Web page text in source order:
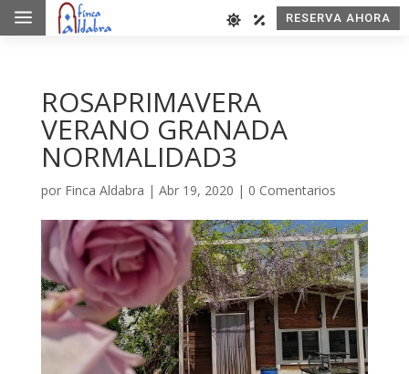
a RESERVA AHORA
ROSAPRIMAVERA
VERANO GRANADA
NORMALIDAD3
por Finca Aldabra | Abr 19, 2020 | 0 Comentarios